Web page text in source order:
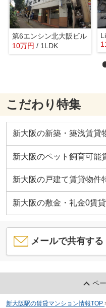
第6エンシン北大阪ビル
10万円 / 1LDK
こだわり特集
新大阪の新築・築浅賃貸
新大阪のペット飼育可能
新大阪の戸建て賃貸物件
新大阪の敷金・礼金0賃
メールで共有する
ペ
新大阪駅の賃貸マンション情報TOP